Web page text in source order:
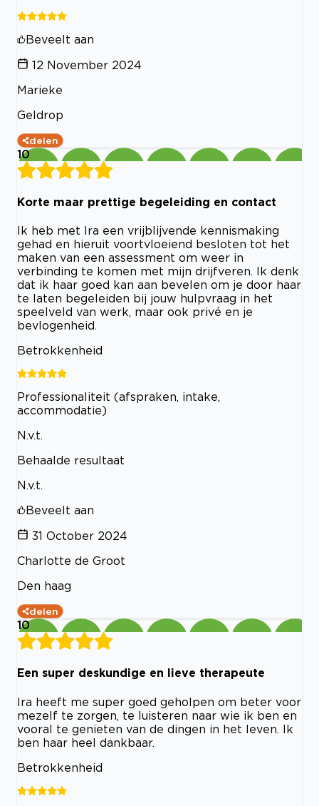
Beveelt aan
12 November 2024
Marieke
Geldrop
delen
10
Korte maar prettige begeleiding en contact
Ik heb met Ira een vrijblijvende kennismaking
gehad en hieruit voortvloeiend besloten tot het
maken van een assessment om weer in
verbinding te komen met mijn drijfveren. Ik denk
dat ik haar goed kan aan bevelen om je door haar
te laten begeleiden bij jouw hulpvraag in het
speelveld van werk, maar ook privé en je
bevlogenheid.
Betrokkenheid
Professionaliteit (afspraken, intake,
accommodatie)
N.v.t.
Behaalde resultaat
N.v.t.
Beveelt aan
31 October 2024
Charlotte de Groot
Den haag
delen
10
Een super deskundige en lieve therapeute
Ira heeft me super goed geholpen om beter voor
mezelf te zorgen, te luisteren naar wie ik ben en
vooral te genieten van de dingen in het leven. Ik
ben haar heel dankbaar.
Betrokkenheid